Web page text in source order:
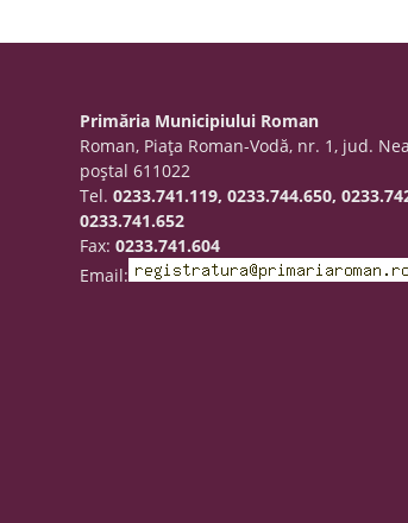
Primăria Municipiului Roman
Roman, Piaţa Roman-Vodă, nr. 1, jud.
poştal 611022
Tel.0233.741.119, 0233.744.650,
0233.741.652
Fax:0233.741.604
Email: